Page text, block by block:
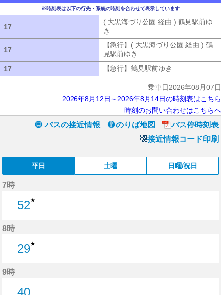
※時刻表は以下の行先・系統の時刻を合わせて表示しています
17
( 大黒海づり公園 経由 ) 鶴見駅前ゆ
き
17
【急行】( 大黒海づり公園 経由 ) 鶴
見駅前ゆき
17
【急行】鶴見駅前ゆき
乗車日2026年08月07日
2026年8月12日～2026年8月14日の時刻表はこちら
時刻のお問い合わせはこちらへ
バスの接近情報 のりば地図
バス停時刻表
接近情報コード印刷
平日 土曜 日曜/祝日
7時
52★
8時
29★
9時
40